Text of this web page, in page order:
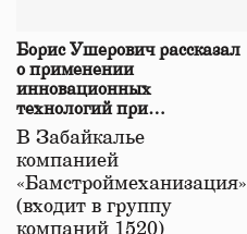
Борис Ушерович рассказал
о применении
инновационных
технологий при
строительстве нового моста
в Забайкалье
В Забайкалье
компанией
«Бамстроймеханизация»
(входит в группу
компаний 1520)